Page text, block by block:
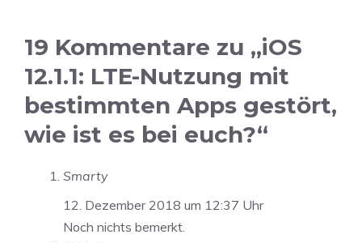
19 Kommentare zu „iOS
12.1.1: LTE-Nutzung mit
bestimmten Apps gestört,
wie ist es bei euch?“
Smarty
12. Dezember 2018 um 12:37 Uhr
Noch nichts bemerkt.